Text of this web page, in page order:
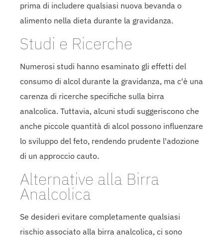
prima di includere qualsiasi nuova bevanda o
alimento nella dieta durante la gravidanza.
Studi e Ricerche
Numerosi studi hanno esaminato gli effetti del
consumo di alcol durante la gravidanza, ma c'è una
carenza di ricerche specifiche sulla birra
analcolica. Tuttavia, alcuni studi suggeriscono che
anche piccole quantità di alcol possono influenzare
lo sviluppo del feto, rendendo prudente l'adozione
di un approccio cauto.
Alternative alla Birra
Analcolica
Se desideri evitare completamente qualsiasi
rischio associato alla birra analcolica, ci sono